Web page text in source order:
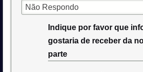
Indique por favor que
gostaria de receber da
parte